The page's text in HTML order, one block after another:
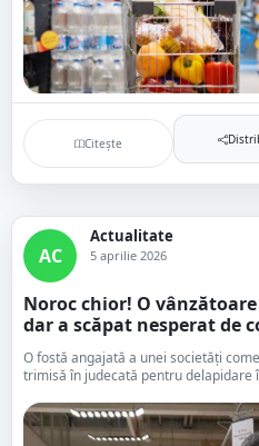
Citește
AC
Actualitate
5 aprilie 2026
Noroc chior! O
dar a scăpat nesperat de
O fostă angajată a unei societăți
trimisă în judecată pentru delapidare